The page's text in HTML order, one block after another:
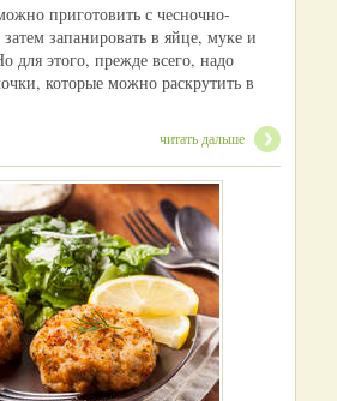
приготовить с чесночно-
запанировать в яйце, муке и
для этого, прежде всего, надо
которые можно раскрутить в
читать дальше